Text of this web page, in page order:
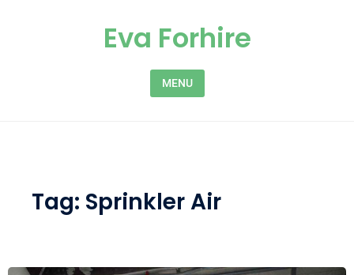
Eva Forhire
MENU
Tag: Sprinkler Air